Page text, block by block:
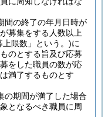
間の終了の年月日時が
募集をする人数以上
限数」という。)に
のとする旨及び応募
をした職員の数が応
満了するものとす
の期間が満了した場合
となるべき職員に周